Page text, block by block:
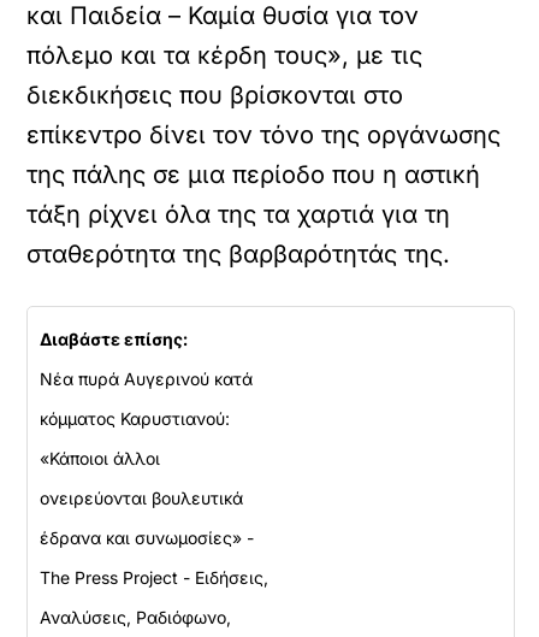
και Παιδεία – Καμία θυσία για τον
πόλεμο και τα κέρδη τους», με τις
διεκδικήσεις που βρίσκονται στο
επίκεντρο δίνει τον τόνο της οργάνωσης
της πάλης σε μια περίοδο που η αστική
τάξη ρίχνει όλα της τα χαρτιά για τη
σταθερότητα της βαρβαρότητάς της.
Διαβάστε επίσης:
Νέα πυρά Αυγερινού κατά
κόμματος Καρυστιανού:
«Κάποιοι άλλοι
ονειρεύονται βουλευτικά
έδρανα και συνωμοσίες» -
The Press Project - Ειδήσεις,
Αναλύσεις, Ραδιόφωνο,